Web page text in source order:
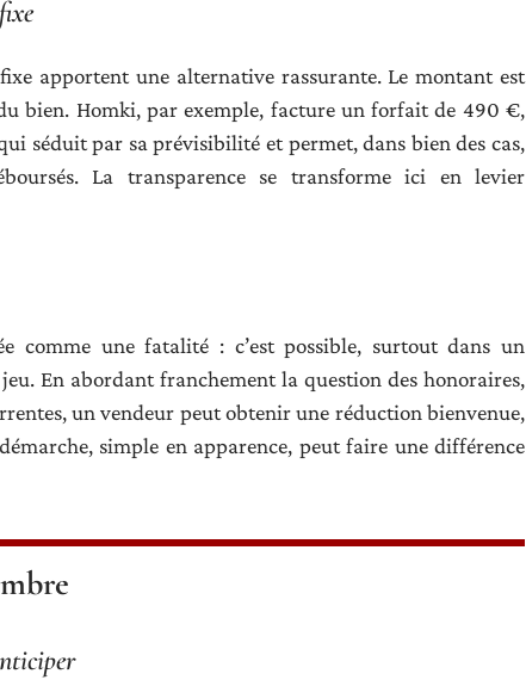
apportent une alternative rassurante. Le montant est
bien. Homki, par exemple, facture un forfait de 490 €,
séduit par sa prévisibilité et permet, dans bien des cas,
La transparence se transforme ici en levier
comme une fatalité : c’est possible, surtout dans un
En abordant franchement la question des honoraires,
un vendeur peut obtenir une réduction bienvenue,
simple en apparence, peut faire une différence